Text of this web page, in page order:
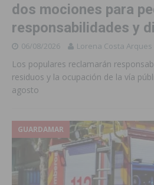
dos mociones para
responsabilidades y
06/08/2026 Lorena Costa Arques
Los populares reclamarán
residuos y la ocupación de la vía
agosto
GUARDAMAR